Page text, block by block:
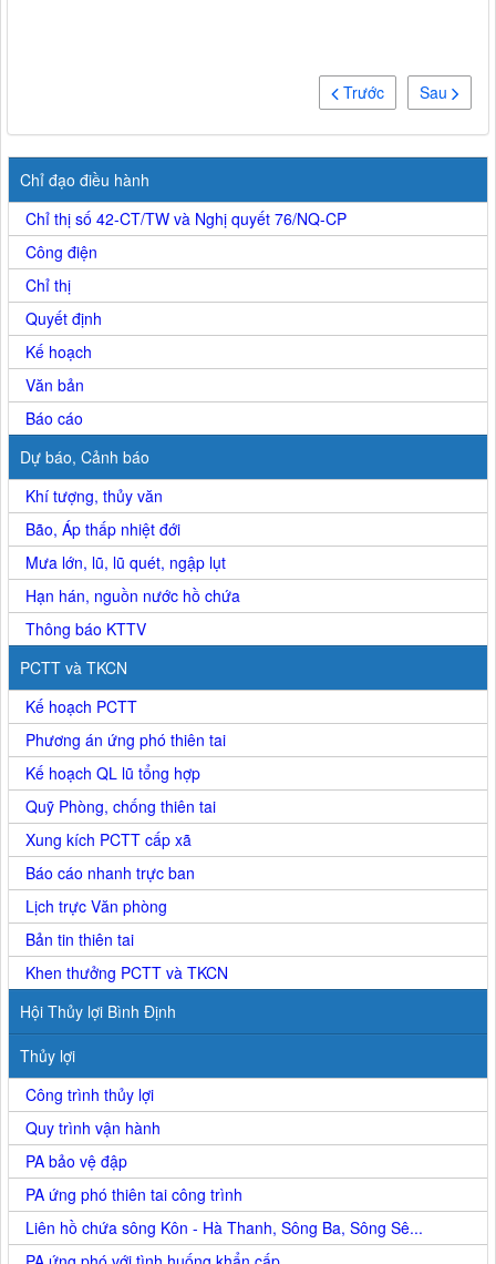
Sau
Trước
Chỉ đạo điều hành
Chỉ thị số 42-CT/TW và Nghị quyết 76/NQ-CP
Công điện
Chỉ thị
Quyết định
Kế hoạch
Văn bản
Báo cáo
Dự báo, Cảnh báo
Khí tượng, thủy văn
Bão, Áp thấp nhiệt đới
Mưa lớn, lũ, lũ quét, ngập lụt
Hạn hán, nguồn nước hồ chứa
Thông báo KTTV
PCTT và TKCN
Kế hoạch PCTT
Phương án ứng phó thiên tai
Kế hoạch QL lũ tổng hợp
Quỹ Phòng, chống thiên tai
Xung kích PCTT cấp xã
Báo cáo nhanh trực ban
Lịch trực Văn phòng
Bản tin thiên tai
Khen thưởng PCTT và TKCN
Hội Thủy lợi Bình Định
Thủy lợi
Công trình thủy lợi
Quy trình vận hành
PA bảo vệ đập
PA ứng phó thiên tai công trình
Liên hồ chứa sông Kôn - Hà Thanh, Sông Ba, Sông Sê...